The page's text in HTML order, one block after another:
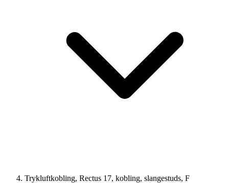
Trykluftkobling, Rectus 17, kobling, slangestuds, F